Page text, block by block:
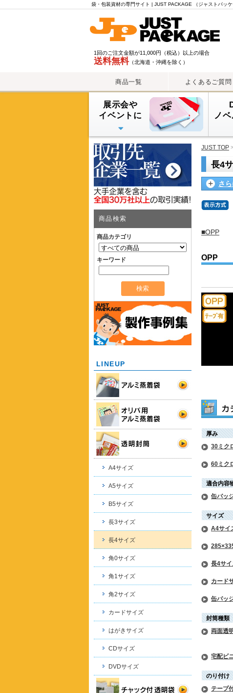
袋・包装資材の専門サイト | JUST PACKAGE （ジャストパッケ
1回のご注文金額が11,000円（税込）以上の場合
送料無料（北海道・沖縄を除く）
商品一覧 よくあるご質問
展示会や
イベントに
PE手提げバッグ
OPP・PP手提げ袋
紙袋
PEレジ袋
ノ
JUST TOP
長4
さ
■OPP
OPP
厚み
30ミク
60ミク
適合内容
缶バッ
サイズ
A4サイ
長4サ
カード
缶バッ
封筒種類
両面透
宅配ビ
のり付け
テープ
商品検索
商品カテゴリ
キーワード
LINEUP
A4サイズ
A5サイズ
B5サイズ
長3サイズ
長4サイズ
角0サイズ
角1サイズ
角2サイズ
カードサイズ
はがきサイズ
CDサイズ
DVDサイズ